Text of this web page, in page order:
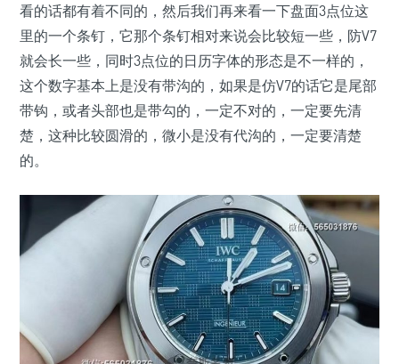
看的话都有着不同的，然后我们再来看一下盘面3点位这
里的一个条钉，它那个条钉相对来说会比较短一些，防V7
就会长一些，同时3点位的日历字体的形态是不一样的，
这个数字基本上是没有带沟的，如果是仿V7的话它是尾部
带钩，或者头部也是带勾的，一定不对的，一定要先清
楚，这种比较圆滑的，微小是没有代沟的，一定要清楚
的。